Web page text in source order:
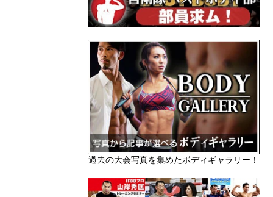
過去の大会写真を集めたボディギャラリー！